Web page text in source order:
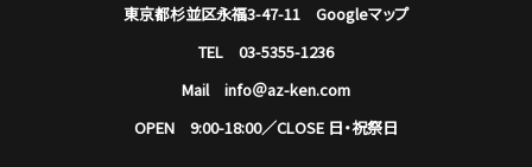
東京都杉並区永福3-47-11 Googleマップ
TEL 03-5355-1236
Mail info＠az-ken.com
OPEN 9:00-18:00／CLOSE 日・祝祭日